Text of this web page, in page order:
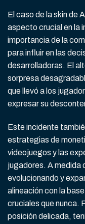
El caso de la skin de
aspecto crucial en la
importancia de la
para influir en las
desarrolladoras. El
sorpresa
que llevó a los
expresar su
Este incidente
estrategias de
videojuegos y las
jugadores. A medida
evolucionando y
alineación con la
cruciales que nunca.
posición delicada,